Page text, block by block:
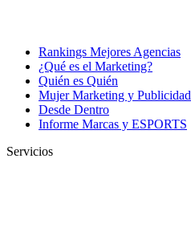
Rankings Mejores Agencias
¿Qué es el Marketing?
Quién es Quién
Mujer Marketing y Publicidad
Desde Dentro
Informe Marcas y ESPORTS
Servicios